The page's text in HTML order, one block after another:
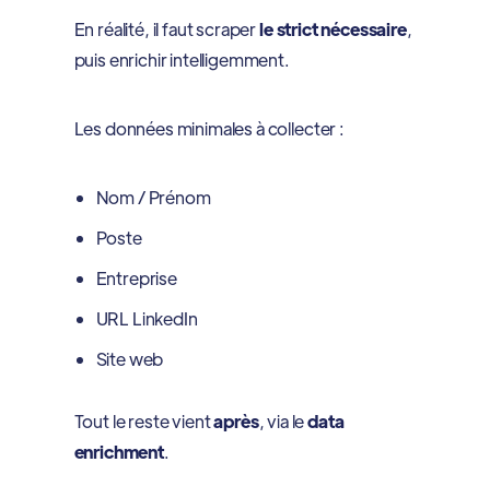
En réalité, il faut scraperle strict nécessaire,
puis enrichir intelligemment.
Les données minimales à collecter :
Nom / Prénom
Poste
Entreprise
URL LinkedIn
Site web
Tout le reste vientaprès, via ledata
enrichment.